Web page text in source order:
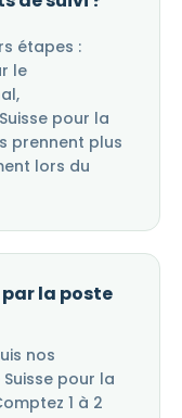
étapes :
le
pour la
prennent plus
lors du
la poste
nos
pour la
1 à 2